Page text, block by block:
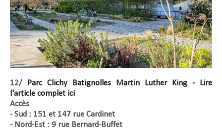
12/
Parc Clichy Batignolles Martin Luther King - Lire
l'article complet ici
Accès
- Sud : 151 et 147 rue Cardinet
- Nord-Est : 9 rue Bernard-Buffet